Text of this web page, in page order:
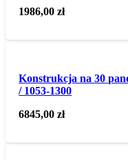
1986,00zł
Konstrukcja na 30
/ 1053-1300
6845,00zł